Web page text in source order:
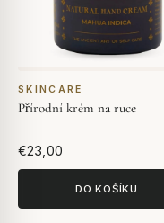
SKINCARE
Přírodní krém na ruce
€23,00
DO KOŠÍKU